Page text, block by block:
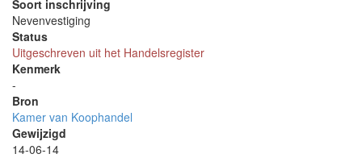
Soort inschrijving
Nevenvestiging
Status
Uitgeschreven uit het Handelsregister
Kenmerk
-
Bron
Kamer van Koophandel
Gewijzigd
14-06-14